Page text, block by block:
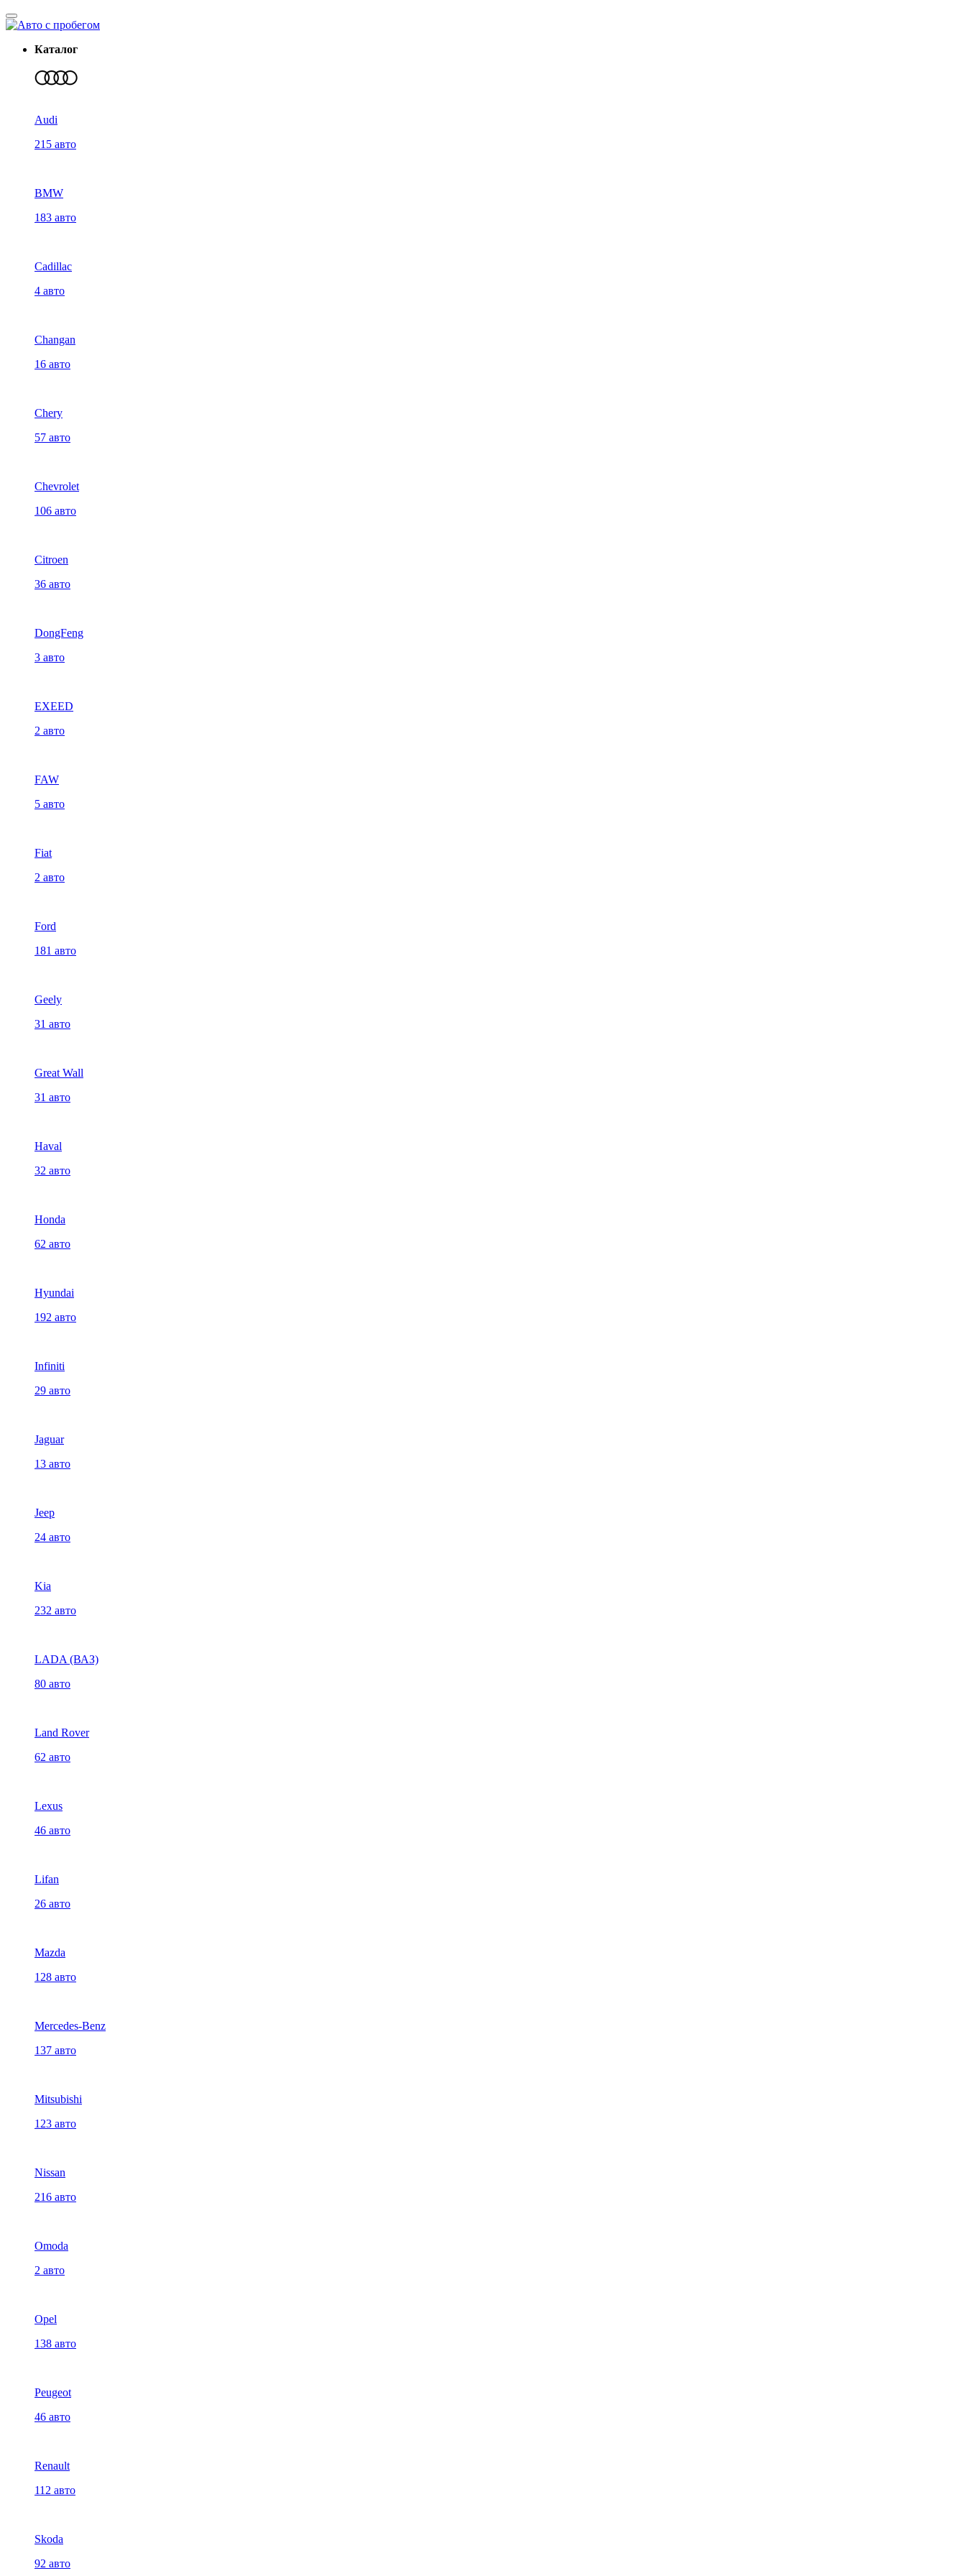
Каталог
Audi
215 авто
BMW
183 авто
Cadillac
4 авто
Changan
16 авто
Chery
57 авто
Chevrolet
106 авто
Citroen
36 авто
DongFeng
3 авто
EXEED
2 авто
FAW
5 авто
Fiat
2 авто
Ford
181 авто
Geely
31 авто
Great Wall
31 авто
Haval
32 авто
Honda
62 авто
Hyundai
192 авто
Infiniti
29 авто
Jaguar
13 авто
Jeep
24 авто
Kia
232 авто
LADA (ВАЗ)
80 авто
Land Rover
62 авто
Lexus
46 авто
Lifan
26 авто
Mazda
128 авто
Mercedes-Benz
137 авто
Mitsubishi
123 авто
Nissan
216 авто
Omoda
2 авто
Opel
138 авто
Peugeot
46 авто
Renault
112 авто
Skoda
92 авто